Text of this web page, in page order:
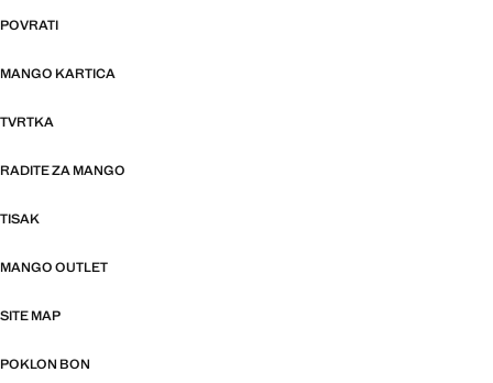
POVRATI
MANGO KARTICA
TVRTKA
RADITE ZA MANGO
TISAK
MANGO OUTLET
SITE MAP
POKLON BON